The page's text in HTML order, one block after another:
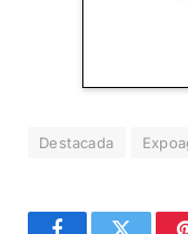
Destacada